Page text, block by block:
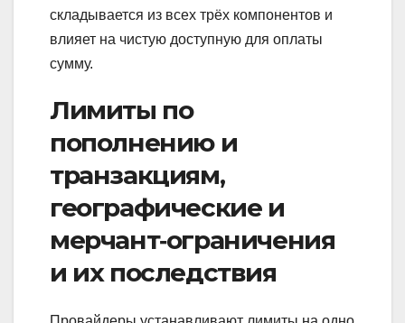
складывается из всех трёх компонентов и
влияет на чистую доступную для оплаты
сумму.
Лимиты по
пополнению и
транзакциям,
географические и
мерчант‑ограничения
и их последствия